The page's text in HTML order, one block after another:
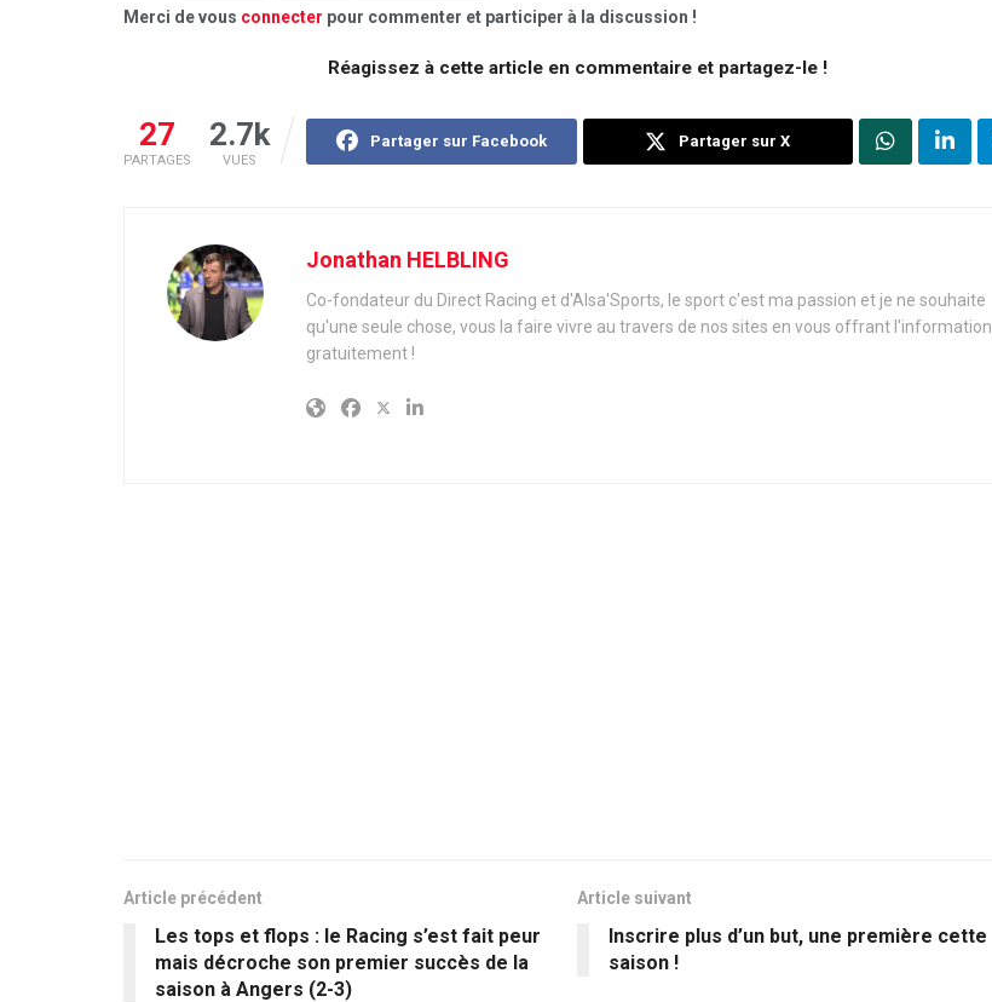
Merci de vous connecter pour commenter et participer à la discussion !
Réagissez à cette article en commentaire et partagez-le !
27
PARTAGES
2.7k
VUES
Partager sur Facebook Partager sur X
Jonathan HELBLING
Co-fondateur du Direct Racing et d'Alsa'Sports, le sport c'est ma passion et je ne souhaite
qu'une seule chose, vous la faire vivre au travers de nos sites en vous offrant l'information
gratuitement !
Article précédent
Les tops et flops : le Racing s’est fait peur
mais décroche son premier succès de la
saison à Angers (2-3)
Article suivant
Inscrire plus d’un but, une première cette
saison !